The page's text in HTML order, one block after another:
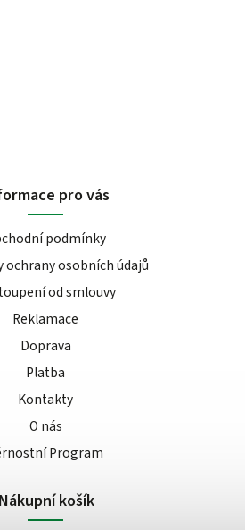
pro vás
podmínky
ochrany osobních údajů
od smlouvy
Reklamace
Doprava
Platba
Kontakty
O nás
Program
Nákupní košík